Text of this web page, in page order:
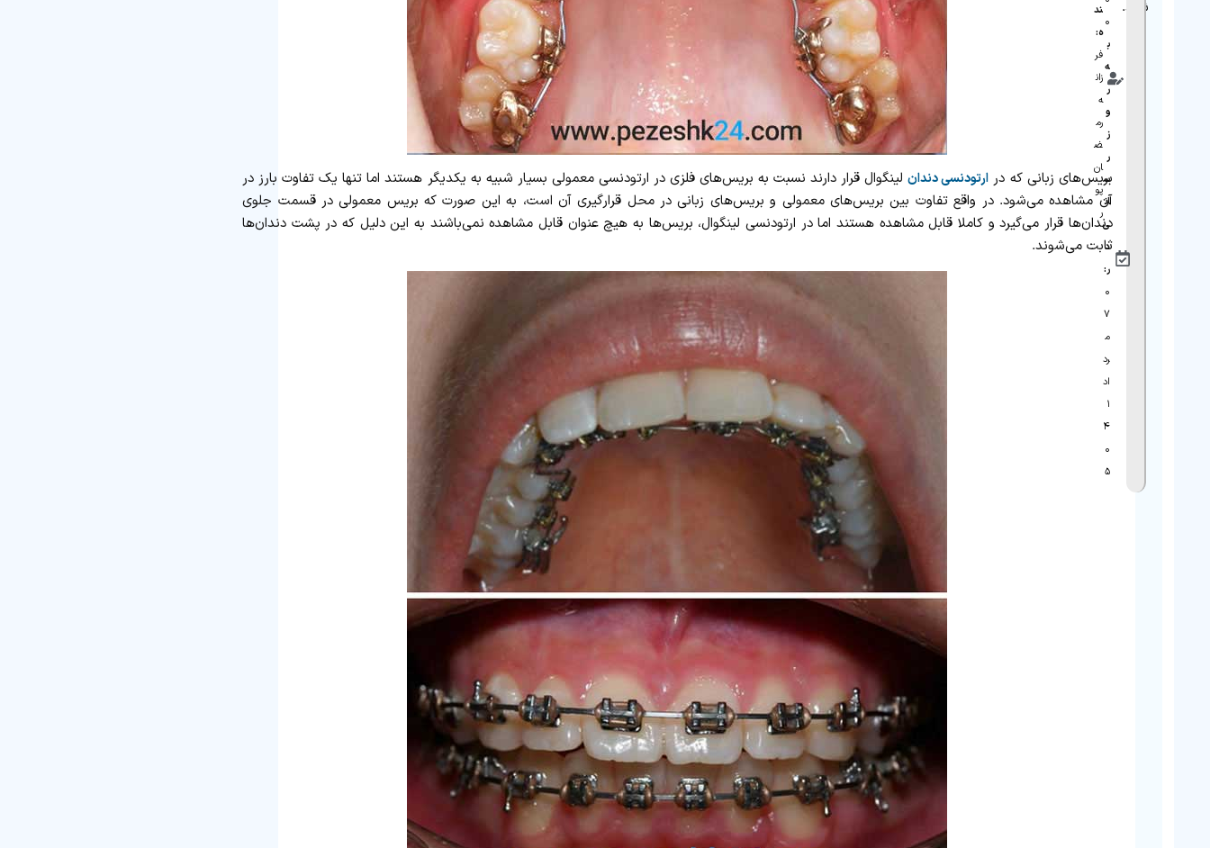
شود.
ند
ه:
فر
زان
ه
رم
ض
ان
پو
ر
۰
ب
ه‌
ر
و
ز‌
ر
س
ان
ی
د
ر:
۰
۷
م
رد
اد
۱
۴
۰
۵
بریس‌های زبانی که در ارتودنسی دندانلینگوال قرار دارند نسبت به بریس‌های فلزی در ارتودنسی معمولی بسیار شبیه به یکدیگر هستند اما تنها یک تفاوت بارز در
آن مشاهده می‌شود. در واقع تفاوت بین بریس‌های معمولی و بریس‌های زبانی در محل قرارگیری آن است، به این صورت که بریس معمولی در قسمت جلوی
دندان‌ها قرار می‌گیرد و کاملا قابل مشاهده هستند اما در ارتودنسی لینگوال، بریس‌ها به هیچ عنوان قابل مشاهده نمی‌باشند به این دلیل که در پشت دندان‌ها
ثابت می‌شوند.